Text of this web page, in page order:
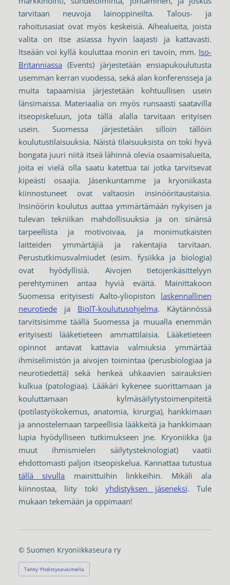
tarvitaan neuvoja lainoppineilta. Talous- ja
rahoitusasiat ovat myös keskeisiä. Aihealueita, joista
valita on itse asiassa hyvin laajasti ja kattavasti.
Itseään voi kyllä kouluttaa monin eri tavoin, mm. Iso-
Britanniassa (Events) järjestetään ensiapukoulutusta
usemman kerran vuodessa, sekä alan konferensseja ja
muita tapaamisia järjestetään kohtuullisen usein
länsimaissa. Materiaalia on myös runsaasti saatavilla
itseopiskeluun, jota tällä alalla tarvitaan erityisen
usein. Suomessa järjestetään silloin tällöin
koulutustilaisuuksia. Näistä tilaisuuksista on toki hyvä
bongata juuri niitä itseä lähinnä olevia osaamisalueita,
joita ei vielä olla saatu katettua tai jotka tarvitsevat
kipeästi osaajia. Jäsenkuntamme ja kryoniikasta
kiinnostuneet ovat valtaosin insinööritaustaisia.
Insinöörin koulutus auttaa ymmärtämään nykyisen ja
tulevan tekniikan mahdollisuuksia ja on sinänsä
tarpeellista ja motivoivaa, ja monimutkaisten
laitteiden ymmärtäjiä ja rakentajia tarvitaan.
Perustutkimusvalmiudet (esim. fysiikka ja biologia)
ovat hyödyllisiä. Aivojen tietojenkäsittelyyn
perehtyminen antaa hyviä eväitä. Mainittakoon
Suomessa erityisesti Aalto-yliopiston laskennallinen
neurotiedeja BioIT-koulutusohjelma. Käytännössä
tarvitsisimme täällä Suomessa ja muualla enemmän
erityisesti lääketieteen ammattilaisia. Lääketieteen
opinnot antavat kattavia valmiuksia ymmärtää
ihmiselimistön ja aivojen toimintaa (perusbiologiaa ja
neurotiedettä) sekä henkeä uhkaavien sairauksien
kulkua (patologiaa). Lääkäri kykenee suorittamaan ja
kouluttamaan kylmäsäilytystoimenpiteitä
(potilastyökokemus, anatomia, kirurgia), hankkimaan
ja annostelemaan tarpeellisia lääkkeitä ja hankkimaan
lupia hyödylliseen tutkimukseen jne. Kryoniikka (ja
muut ihmismielen säilytysteknologiat) vaatii
ehdottomasti paljon itseopiskelua. Kannattaa tutustua
tällä sivulla mainittuihin linkkeihin. Mikäli ala
kiinnostaa, liity tokiyhdistyksen jäseneksi. Tule
mukaan tekemään ja oppimaan!
© Suomen Kryoniikkaseura ry
Tehty Yhdistysavaimella